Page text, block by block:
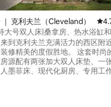
分 5 分），共 28 条评价
｜ 克利夫兰（Cleveland） 平
大号双人床|桑拿房、热水浴缸
到克利夫兰充满活力的西区附
修精美的度假胜地。 这套时尚
源配有两张加大双人床垫、一
墨菲床、现代化厨房、专用工